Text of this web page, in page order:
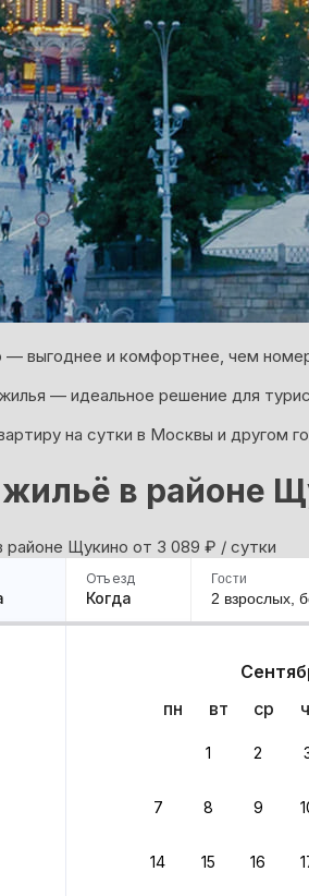
выгоднее и комфортнее, чем
— идеальное решение для
на сутки в Москвы и другом
в районе
районе Щукино oт 3 089 ₽ / сутки
Отъезд
Когда
пн
вт ср
1 2
7 8 9
14 15 16
Гости
2 взрослых,